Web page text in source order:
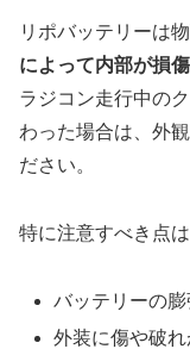
リポバッテリーは
によって内部が損傷
ラジコン走行中の
わった場合は、外
ださい。
特に注意すべき点
バッテリーの
外装に傷や破